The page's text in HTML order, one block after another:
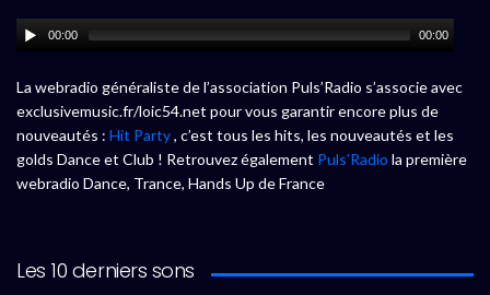
00:00 00:00
La webradio généraliste de l’association Puls’Radio s’associe avec
exclusivemusic.fr/loic54.net pour vous garantir encore plus de
nouveautés : Hit Party, c’est tous les hits, les nouveautés et les
golds Dance et Club ! Retrouvez également Puls’Radio la première
webradio Dance, Trance, Hands Up de France
Les 10 derniers sons